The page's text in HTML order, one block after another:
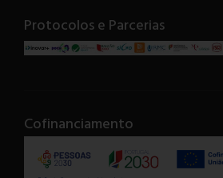
Protocolos e Parcerias
Cofinanciamento